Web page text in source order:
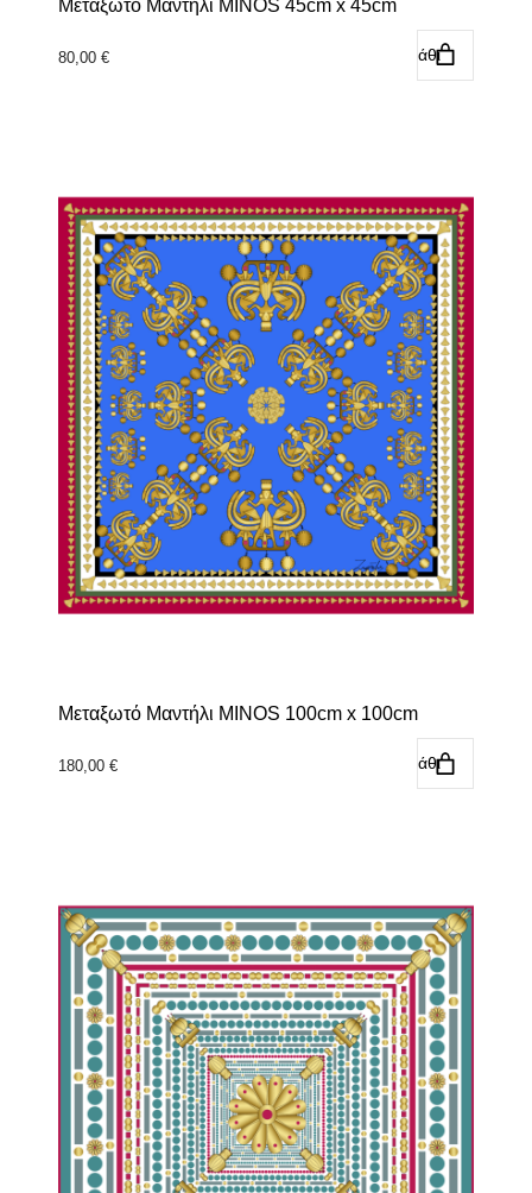
Μεταξωτό Μαντήλι MINOS 45cm x 45cm
80,00 € Προσθήκη στο καλάθι
Μεταξωτό Μαντήλι MINOS 100cm x 100cm
180,00 € Προσθήκη στο καλάθι